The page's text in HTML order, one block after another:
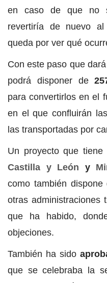
en caso de que no
revertiría de nuevo al
queda por ver qué
Con este paso que
podrá disponer de
para convertirlos en el
en el que confluirán
las transportadas por
Un proyecto que tiene
Castilla y León y
como también
otras administraciones
que ha habido,
objeciones.
También ha sido
que se celebraba la